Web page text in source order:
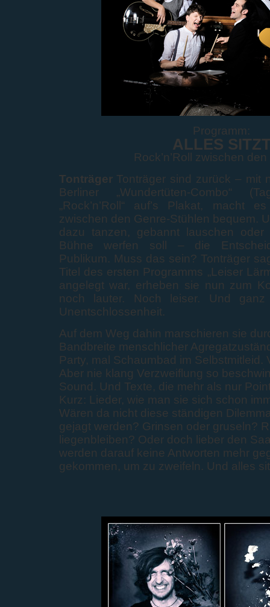
Programm:
ALLES
Rock’n’Roll zwischen
TonträgerTonträger sind zurück – mit
Berliner „Wundertüten-Combo“
„Rock’n’Roll“ auf’s Plakat, macht
zwischen den Genre-Stühlen bequem.
dazu tanzen, gebannt lauschen oder
Bühne werfen soll – die
Publikum. Muss das sein? Tonträger
Titel des ersten Programms „Leiser
angelegt war, erheben sie nun zum
noch lauter. Noch leiser. Und
Unentschlossenheit.
Auf dem Weg dahin marschieren sie
Bandbreite menschlicher
Party, mal Schaumbad im Selbstmitleid.
Aber nie klang Verzweiflung so
Sound. Und Texte, die mehr als nur
Kurz: Lieder, wie man sie sich schon
Wären da nicht diese ständigen
gejagt werden? Grinsen oder gruseln?
liegenbleiben? Oder doch lieber den
werden darauf keine Antworten mehr
gekommen, um zu zweifeln. Und alles